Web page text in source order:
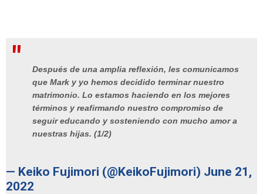
Después de una amplia reflexión, les comunicamos
que Mark y yo hemos decidido terminar nuestro
matrimonio. Lo estamos haciendo en los mejores
términos y reafirmando nuestro compromiso de
seguir educando y sosteniendo con mucho amor a
nuestras hijas. (1/2)
— Keiko Fujimori (@KeikoFujimori) June 21,
2022